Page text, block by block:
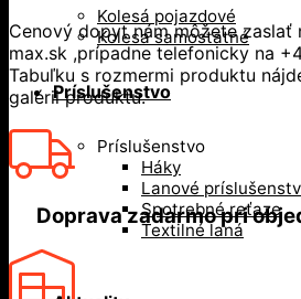
Kolesá pojazdové
Kolesá samostatné
Príslušenstvo
Príslušenstvo
Háky
Lanové
Spotrebné reťaze
Textilné laná
Cenový dopyt nám môžete zaslať
max.sk ,prípadne telefonicky na
Tabuľku s rozmermi produktu
galérii produktu.
Doprava zadarmopri